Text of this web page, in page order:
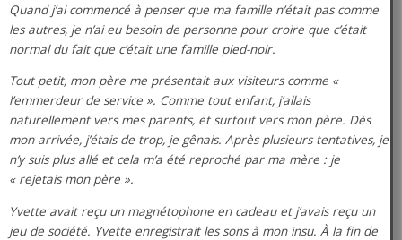
Quand j’ai commencé à penser que ma famille n’était pas comme
les autres, je n’ai eu besoin de personne pour croire que c’était
normal du fait que c’était une famille pied-noir.
Tout petit, mon père me présentait aux visiteurs comme «
l’emmerdeur de service ». Comme tout enfant, j’allais
naturellement vers mes parents, et surtout vers mon père. Dès
mon arrivée, j’étais de trop, je gênais. Après plusieurs tentatives, je
n’y suis plus allé et cela m’a été reproché par ma mère : je
« rejetais mon père ».
Yvette avait reçu un magnétophone en cadeau et j’avais reçu un
jeu de société. Yvette enregistrait les sons à mon insu. À la fin de